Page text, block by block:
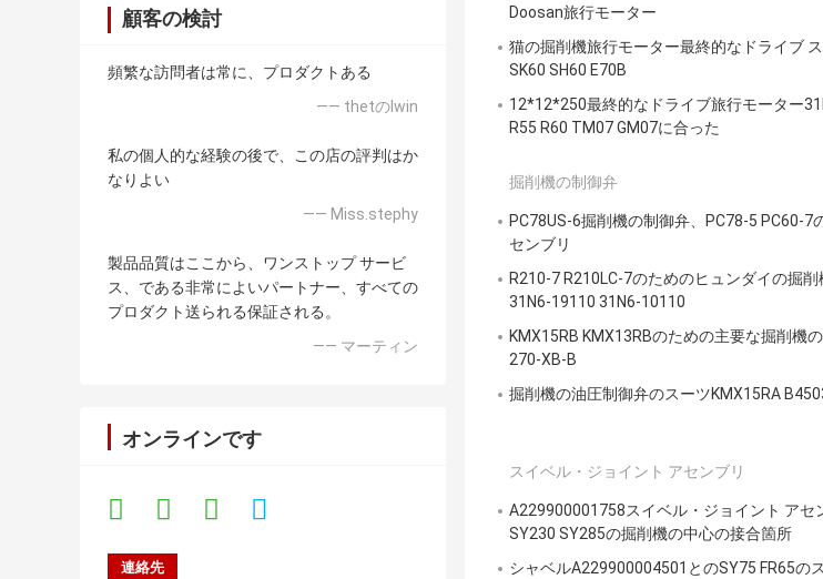
顧客の検討
頻繁な訪問者は常に、プロダクトある
—— thetのlwin
私の個人的な経験の後で、この店の評判はか
なりよい
—— Miss.stephy
製品品質はここから、ワンストップ サービ
ス、である非常によいパートナー、すべての
プロダクト送られる保証される。
—— マーティン
オンラインです
Doosan旅行モーター
猫の掘削機旅行モーター最終的なドライブ
SK60 SH60 E70B
12*12*250最終的なドライブ旅行モーター
R55 R60 TM07 GM07に合った
掘削機の制御弁
PC78US-6掘削機の制御弁、PC78-5 PC60-7
センブリ
R210-7 R210LC-7のためのヒュンダイの掘
31N6-19110 31N6-10110
KMX15RB KMX13RBのための主要な掘削機
270-XB-B
掘削機の油圧制御弁のスーツKMX15RA
スイベル・ジョイント アセンブリ
A229900001758スイベル・ジョイント アセ
SY230 SY285の掘削機の中心の接合箇所
シャベルA229900004501とのSY75 FR65の